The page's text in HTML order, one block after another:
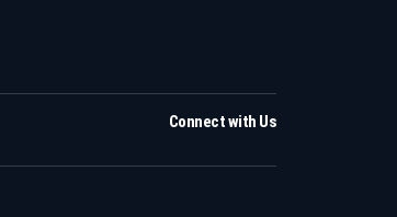
Connect with Us